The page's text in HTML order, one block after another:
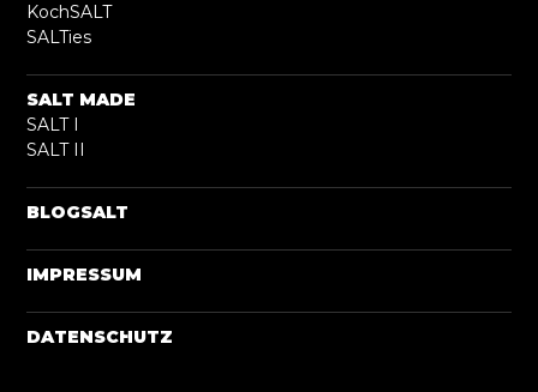
KochSALT
SALTies
SALT MADE
SALT I
SALT II
BLOGSALT
IMPRESSUM
DATENSCHUTZ